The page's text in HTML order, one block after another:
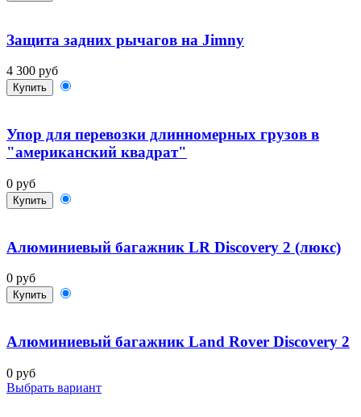
Защита задних рычагов на Jimny
4 300 руб
Купить
Упор для перевозки длинномерных грузов в
"американский квадрат"
0 руб
Купить
Алюминиевый багажник LR Discovery 2 (люкс)
0 руб
Купить
Алюминиевый багажник Land Rover Discovery 2
0 руб
Выбрать вариант